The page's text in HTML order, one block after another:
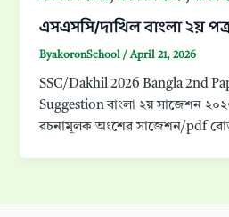
এসএসসি/দাখিল বাংলা ২য়
ByakoronSchool/April 21, 2026
SSC/Dakhil 2026 Bangla 2nd
Suggestion বাংলা ২য় সাজেশন
রচনামূলক অংশের সাজেশন/pdf বোর্ড